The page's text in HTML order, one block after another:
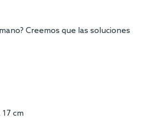
Creemos que las soluciones
cm